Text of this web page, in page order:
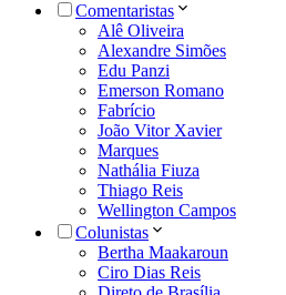
Comentaristas
Alê Oliveira
Alexandre Simões
Edu Panzi
Emerson Romano
Fabrício
João Vitor Xavier
Marques
Nathália Fiuza
Thiago Reis
Wellington Campos
Colunistas
Bertha Maakaroun
Ciro Dias Reis